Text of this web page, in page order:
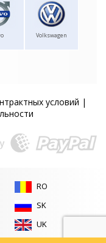
Volkswagen
условий |
RO
SK
UK